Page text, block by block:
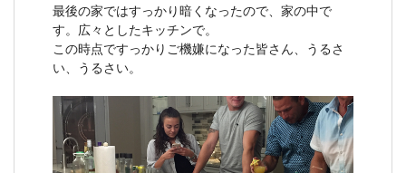
最後の家ではすっかり暗くなったので、家の中で
す。広々としたキッチンで。
この時点ですっかりご機嫌になった皆さん、うるさ
い、うるさい。